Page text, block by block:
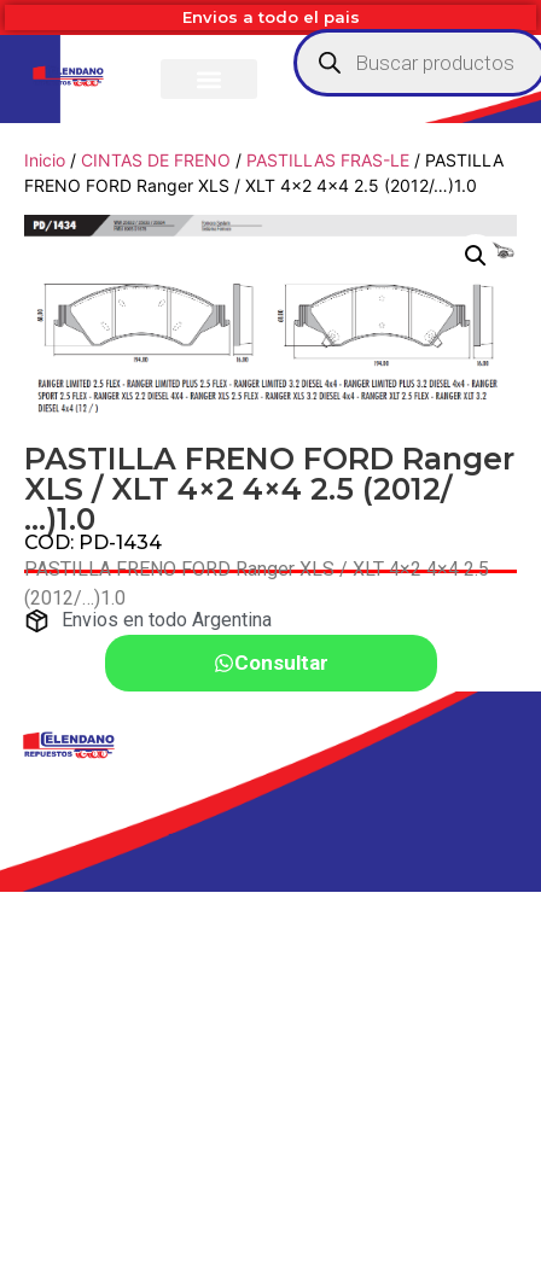
Envios a todo el pais
Inicio / CINTAS DE FRENO / PASTILLAS FRAS-LE / PASTILLA
FRENO FORD Ranger XLS / XLT 4×2 4×4 2.5 (2012/…)1.0
PASTILLA FRENO FORD Ranger
XLS / XLT 4×2 4×4 2.5 (2012/
…)1.0
COD: PD-1434
PASTILLA FRENO FORD Ranger XLS / XLT 4×2 4×4 2.5
(2012/…)1.0
Envios en todo Argentina
Consultar